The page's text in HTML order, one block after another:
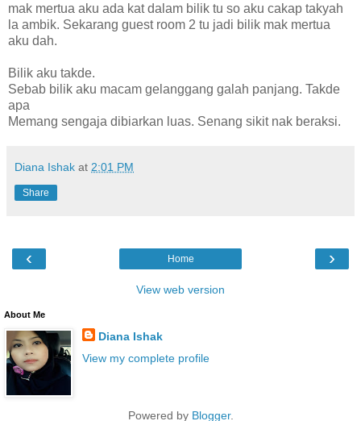
mak mertua aku ada kat dalam bilik tu so aku cakap takyah
la ambik. Sekarang guest room 2 tu jadi bilik mak mertua
aku dah.
Bilik aku takde.
Sebab bilik aku macam gelanggang galah panjang. Takde
apa
Memang sengaja dibiarkan luas. Senang sikit nak beraksi.
Diana Ishak at 2:01 PM
Share
‹ ›
Home
View web version
About Me
Diana Ishak
View my complete profile
Powered by Blogger.